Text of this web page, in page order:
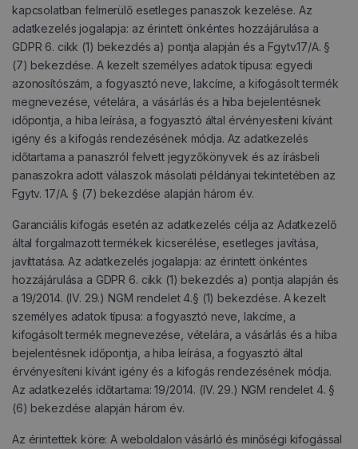
kapcsolatban felmerülő esetleges panaszok kezelése. Az
adatkezelés jogalapja: az érintett önkéntes hozzájárulása a
GDPR 6. cikk (1) bekezdés a) pontja alapján és a Fgytv.17/A. §
(7) bekezdése. A kezelt személyes adatok típusa: egyedi
azonosítószám, a fogyasztó neve, lakcíme, a kifogásolt termék
megnevezése, vételára, a vásárlás és a hiba bejelentésnek
időpontja, a hiba leírása, a fogyasztó által érvényesíteni kívánt
igény és a kifogás rendezésének módja. Az adatkezelés
időtartama a panaszról felvett jegyzőkönyvek és az írásbeli
panaszokra adott válaszok másolati példányai tekintetében az
Fgytv. 17/A. § (7) bekezdése alapján három év.
Garanciális kifogás esetén az adatkezelés célja az Adatkezelő
által forgalmazott termékek kicserélése, esetleges javítása,
javíttatása. Az adatkezelés jogalapja: az érintett önkéntes
hozzájárulása a GDPR 6. cikk (1) bekezdés a) pontja alapján és
a 19/2014. (IV. 29.) NGM rendelet 4.§ (1) bekezdése. A kezelt
személyes adatok típusa: a fogyasztó neve, lakcíme, a
kifogásolt termék megnevezése, vételára, a vásárlás és a hiba
bejelentésnek időpontja, a hiba leírása, a fogyasztó által
érvényesíteni kívánt igény és a kifogás rendezésének módja.
Az adatkezelés időtartama: 19/2014. (IV. 29.) NGM rendelet 4. §
(6) bekezdése alapján három év.
Az érintettek köre: A weboldalon vásárló és minőségi kifogással